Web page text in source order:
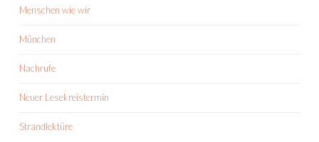
Menschen wie wir
München
Nachrufe
Neuer Lesekreistermin
Strandlektüre